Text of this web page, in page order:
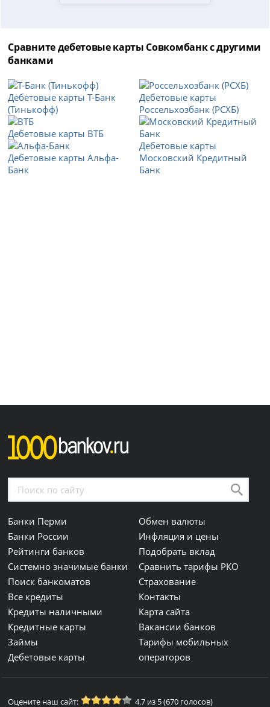
Сравните дебетовые карты Совкомбанк с другими
банками
Дебетовые карты Т-Банк
(Тинькофф)
Дебетовые карты ВТБ
Дебетовые карты Альфа-
Банк
Дебетовые карты
Россельхозбанк (РСХБ)
Дебетовые карты
Московский Кредитный
Банк
Банки Перми
Банки России
Рейтинги банков
Системно значимые банки
Поиск банкоматов
Все кредиты
Кредиты наличными
Кредитные карты
Займы
Дебетовые карты
Обмен валюты
Инфляция и цены
Подобрать вклад
Сравнить тарифы РКО
Страхование
Контакты
Карта сайта
Вакансии банков
Тарифы мобильных
операторов
Оцените наш сайт: 4.7 из 5 (670 голосов)